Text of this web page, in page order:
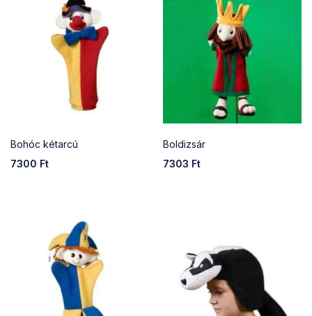
Bohóc kétarcú
7300 Ft
Boldizsár
7303 Ft